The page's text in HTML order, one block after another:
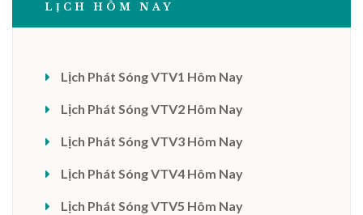
LỊCH HÔM NAY
Lịch Phát Sóng VTV1 Hôm Nay
Lịch Phát Sóng VTV2 Hôm Nay
Lịch Phát Sóng VTV3 Hôm Nay
Lịch Phát Sóng VTV4 Hôm Nay
Lịch Phát Sóng VTV5 Hôm Nay